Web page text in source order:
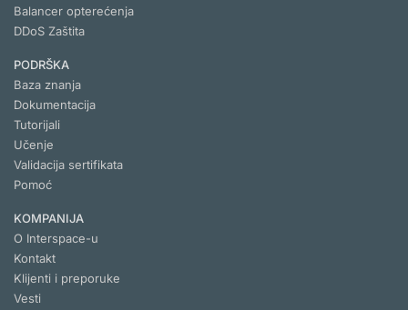
Balancer opterećenja
DDoS Zaštita
PODRŠKA
Baza znanja
Dokumentacija
Tutorijali
Učenje
Validacija sertifikata
Pomoć
KOMPANIJA
O Interspace-u
Kontakt
Klijenti i preporuke
Vesti